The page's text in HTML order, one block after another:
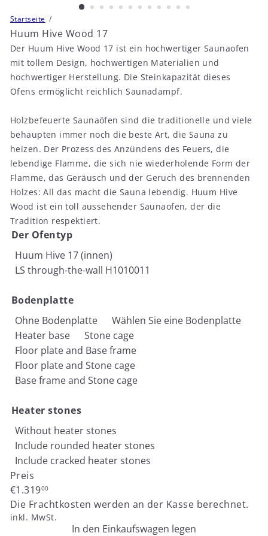
Startseite
Huum Hive Wood 17
Der Huum Hive Wood 17 ist ein hochwertiger Saunaofen
mit tollem Design, hochwertigen Materialien und
hochwertiger Herstellung. Die Steinkapazität dieses
Ofens ermöglicht reichlich Saunadampf.
Holzbefeuerte Saunaöfen sind die traditionelle und viele
behaupten immer noch die beste Art, die Sauna zu
heizen. Der Prozess des Anzündens des Feuers, die
lebendige Flamme, die sich nie wiederholende Form der
Flamme, das Geräusch und der Geruch des brennenden
Holzes: All das macht die Sauna lebendig. Huum Hive
Wood ist ein toll aussehender Saunaofen, der die
Tradition respektiert.
Der Ofentyp
Huum Hive 17 (innen)
LS through-the-wall H1010011
Bodenplatte
Ohne Bodenplatte
Wählen Sie eine Bodenplatte
Heater base
Stone cage
Floor plate and Base frame
Floor plate and Stone cage
Base frame and Stone cage
Heater stones
Without heater stones
Include rounded heater stones
Include cracked heater stones
Preis
Normaler
Preis
€1.31900
Die Frachtkosten werden an der Kasse berechnet.
inkl. MwSt.
In den Einkaufswagen legen